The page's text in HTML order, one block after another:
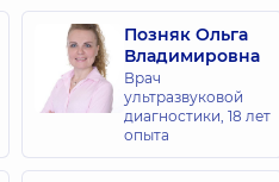
Позняк Ольга
Владимировна
Врач
ультразвуковой
диагностики, 18 лет
опыта